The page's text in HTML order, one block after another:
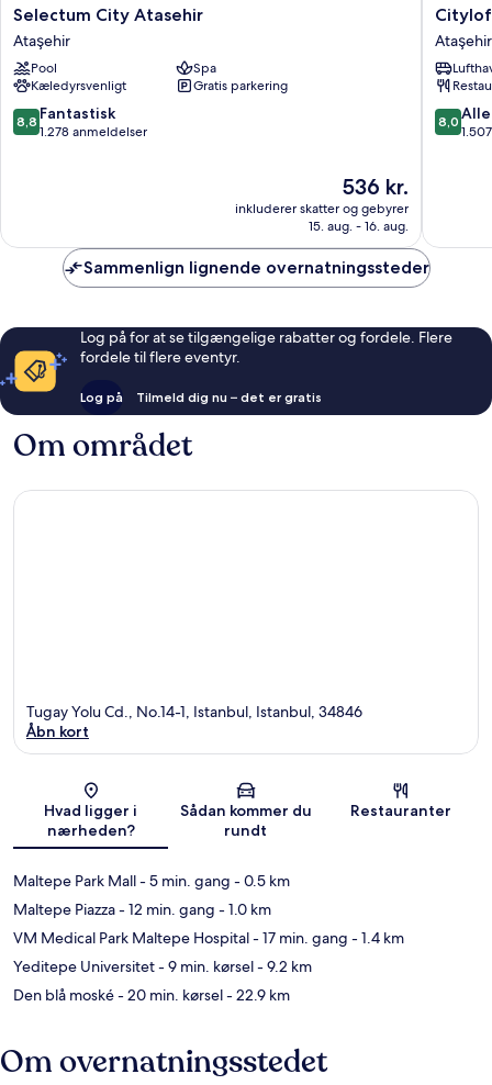
Selectum
City
Atasehir
Ataşehir
Selectum City Atasehir
Ataşehir
Pool
Spa
Kæledyrsvenligt
Gratis parkering
8.8
ud
8,8 Fantastisk
1.278 anmeldelser
Prisen
536 kr.
536 kr.
inkluderer skatter og gebyrer
15. aug. - 16. aug.
Cityloft
161
Ataşehir
Ataşehir
8.0
ud
8,0
Sammenlign lignende overnatningssteder
Log på for at se tilgængelige rabatter og fordele. Flere
fordele til flere eventyr.
Log på Tilmeld dig nu – det er gratis
Om området
Kort
Tugay Yolu Cd., No.14-1, Istanbul, Istanbul, 34846
Åbn kort
Hvad ligger i
nærheden?
Sådan kommer du
rundt
Restauranter
Maltepe Park Mall- 5 min. gang - 0.5 km
Maltepe Piazza- 12 min. gang - 1.0 km
VM Medical Park Maltepe Hospital- 17 min. gang - 1.4 km
Yeditepe Universitet- 9 min. kørsel- 9.2 km
Den blå moské- 20 min. kørsel- 22.9 km
Om overnatningsstedet